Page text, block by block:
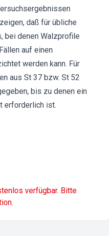
daß für übliche
bei denen Walzprofile
auf einen
werden kann. Für
aus St 37 bzw. St 52
bis zu denen ein
erforderlich ist.
verfügbar. Bitte